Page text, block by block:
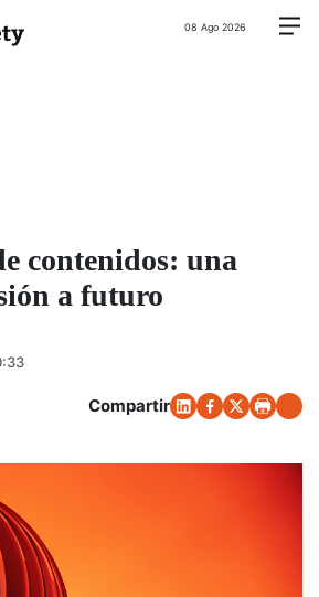
08 Ago 2026
contenidos: una
a futuro
Compartir